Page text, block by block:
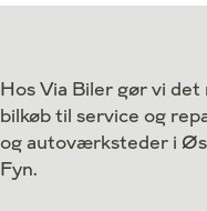
Hos Via Biler gør vi
bilkøb til service og
og autoværksteder i
Fyn.